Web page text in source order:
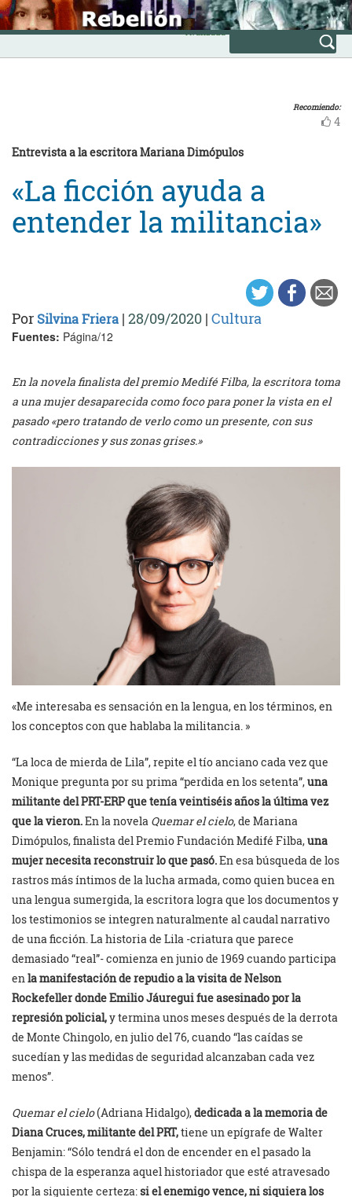
Skip
to
content
INICIO
Avanzada
Recomiendo:
4
Entrevista a la escritora Mariana Dimópulos
«La ficción ayuda a
entender la militancia»
Por Silvina Friera | 28/09/2020 | Cultura
Fuentes: Página/12
En la novela finalista del premio Medifé Filba, la escritora toma
a una mujer desaparecida como foco para poner la vista en el
pasado «pero tratando de verlo como un presente, con sus
contradicciones y sus zonas grises.»
«Me interesaba es sensación en la lengua, en los términos, en
los conceptos con que hablaba la militancia. »
“La loca de mierda de Lila”, repite el tío anciano cada vez que
Monique pregunta por su prima “perdida en los setenta”,una
militante del PRT-ERP que tenía veintiséis años la última vez
que la vieron.En la novela Quemar el cielo, de Mariana
Dimópulos, finalista del Premio Fundación Medifé Filba,una
mujer necesita reconstruir lo que pasó.En esa búsqueda de los
rastros más íntimos de la lucha armada, como quien bucea en
una lengua sumergida, la escritora logra que los documentos y
los testimonios se integren naturalmente al caudal narrativo
de una ficción. La historia de Lila -criatura que parece
demasiado “real”- comienza en junio de 1969 cuando participa
enla manifestación de repudio a la visita de Nelson
Rockefeller donde Emilio Jáuregui fue asesinado por la
represión policial,y termina unos meses después de la derrota
de Monte Chingolo, en julio del 76, cuando “las caídas se
sucedían y las medidas de seguridad alcanzaban cada vez
menos”.
Quemar el cielo(Adriana Hidalgo),dedicada a la memoria de
Diana Cruces, militante del PRT,tiene un epígrafe de Walter
Benjamin: “Sólo tendrá el don de encender en el pasado la
chispa de la esperanza aquel historiador que esté atravesado
por la siguiente certeza: si el enemigo vence, ni siquiera los